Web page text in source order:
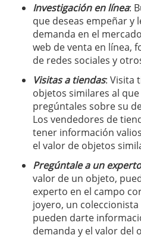
Investigación en línea:
que deseas empeñar y
demanda en el
web de venta en línea,
de redes sociales y
Visitas a tiendas: Visita
objetos similares al
pregúntales sobre su
Los vendedores de
tener información
el valor de objetos
Pregúntale a un experto
valor de un objeto,
experto en el campo
joyero, un
pueden darte
demanda y el valor del